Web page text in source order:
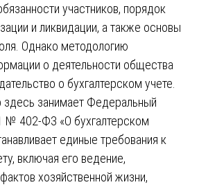
участников, порядок
и ликвидации, а также основы
Однако методологию
о деятельности общества
о бухгалтерском учете.
здесь занимает Федеральный
№ 402-ФЗ «О бухгалтерском
единые требования к
включая его ведение,
хозяйственной жизни,